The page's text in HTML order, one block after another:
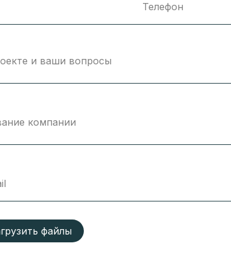
Телефон
и ваши вопросы
компании
файлы